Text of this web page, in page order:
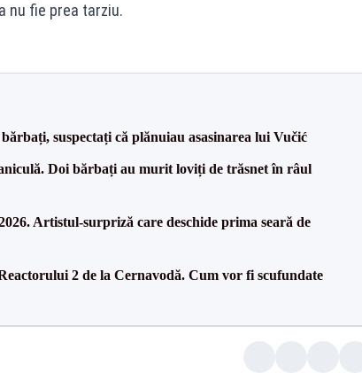
nu fie prea tarziu.
suspectați că plănuiau asasinarea lui Vučić
Doi bărbați au murit loviți de trăsnet în râul
Artistul-surpriză care deschide prima seară de
2 de la Cernavodă. Cum vor fi scufundate